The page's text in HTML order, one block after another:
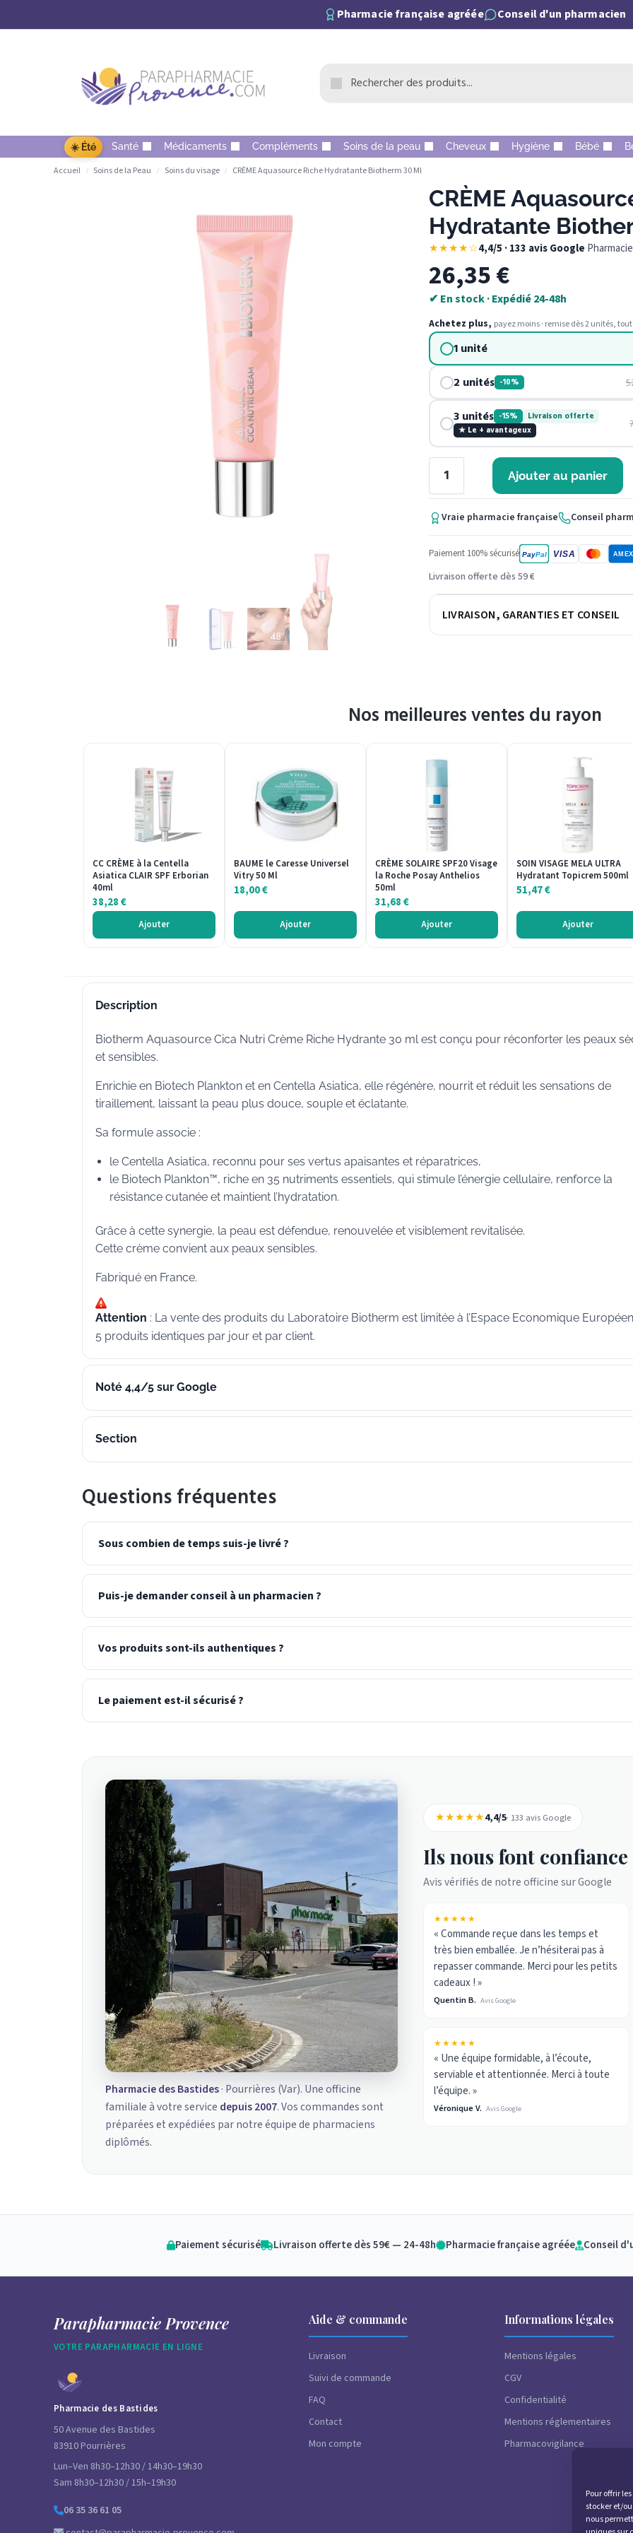
Pour offrir
stocker et/
nous
Pharmacie française agréée Conseil d'un pharmacien
☀️ Été Santé Médicaments Compléments Soins de la peau Cheveux Hygiène Bébé
Accueil / Soins de la Peau / Soins du visage / CRÈME Aquasource Riche Hydratante Biotherm 30 Ml
CRÈME
Hydratante
★★★★☆4,4/5 · 133 avis Google·
26,35€
✔ En stock · Expédié 24-48h
Achetez plus, payez moins · remise dès 2 unités,
1 unité
2 unités -10%
3 unités -15%
Livraison offerte
★ Le + avantageux
Ajouter au panier
Vraie pharmacie française Conseil
Paiement 100% sécurisé PayPal VISA AMEX
Livraison offerte dès 59 €
LIVRAISON, GARANTIES ET CONSEIL
Nos meilleures ventes du rayon
CC CRÈME à la Centella
Asiatica CLAIR SPF Erborian
40ml
38,28€
Ajouter
BAUME le Caresse Universel
Vitry 50 Ml
18,00€
Ajouter
CRÈME SOLAIRE SPF20 Visage
la Roche Posay Anthelios
50ml
31,68€
Ajouter
SOIN VISAGE MELA ULTRA
Hydratant Topicrem 500ml
51,47€
Ajouter
Description
Biotherm Aquasource Cica Nutri Crème Riche Hydrante 30 ml est conçu pour réconforter les peaux
et sensibles.
Enrichie en Biotech Plankton et en Centella Asiatica, elle régénère, nourrit et réduit les sensations de
tiraillement, laissant la peau plus douce, souple et éclatante.
Sa formule associe :
le Centella Asiatica, reconnu pour ses vertus apaisantes et réparatrices,
le Biotech Plankton™, riche en 35 nutriments essentiels, qui stimule l’énergie cellulaire, renforce la
résistance cutanée et maintient l’hydratation.
Grâce à cette synergie, la peau est défendue, renouvelée et visiblement revitalisée.
Cette crème convient aux peaux sensibles.
Fabriqué en France.
Attention : La vente des produits du Laboratoire Biotherm est limitée à l’Espace Economique
5 produits identiques par jour et par client.
Noté 4,4/5 sur Google
Section
Questions fréquentes
Sous combien de temps suis-je livré ?
Puis-je demander conseil à un pharmacien ?
Vos produits sont-ils authentiques ?
Le paiement est-il sécurisé ?
Pharmacie des Bastides· Pourrières (Var). Une officine
familiale à votre service depuis 2007. Vos commandes sont
préparées et expédiées par notre équipe de pharmaciens
diplômés.
★★★★★4,4/5· 133 avis Google
Ils nous font confiance
Avis vérifiés de notre officine sur Google
★★★★★
« Commande reçue dans les temps et
très bien emballée. Je n’hésiterai pas à
repasser commande. Merci pour les petits
cadeaux ! »
Quentin B. Avis Google
★★★★★
« Une équipe formidable, à l’écoute,
serviable et attentionnée. Merci à toute
l’équipe. »
Véronique V. Avis Google
Paiement sécurisé Livraison offerte dès 59€ — 24-48h Pharmacie française agréée Conseil
Parapharmacie Provence
VOTRE PARAPHARMACIE EN LIGNE
Pharmacie des Bastides
50 Avenue des Bastides
83910 Pourrières
Lun–Ven 8h30–12h30 / 14h30–19h30
Sam 8h30–12h30 / 15h–19h30
06 35 36 61 05
Aide & commande
Livraison
Suivi de commande
FAQ
Contact
Mon compte
Informations légales
Mentions légales
CGV
Confidentialité
Mentions réglementaires
Pharmacovigilance